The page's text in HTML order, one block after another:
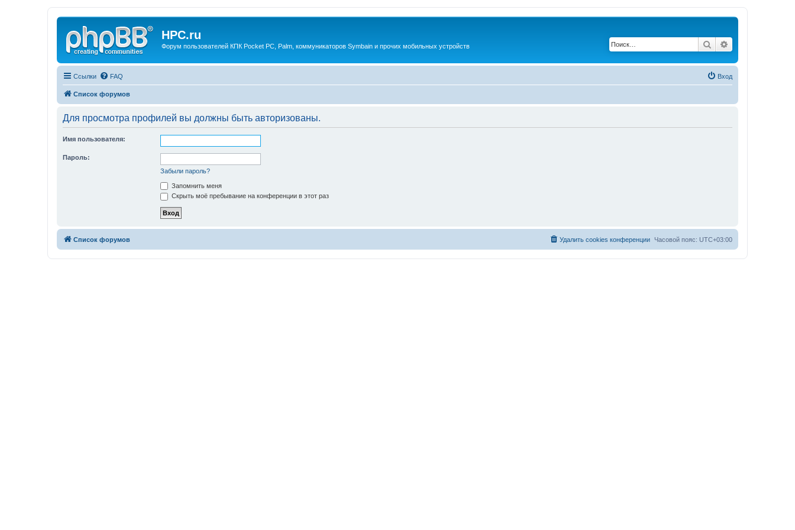
HPC.ru
Форум пользователей КПК Pocket PC, Palm, коммуникаторов Symbain и прочих мобильных устройств Поиск
Ссылки FAQ Вход
Список форумов
Для просмотра профилей вы должны быть авторизованы.
Имя пользователя:
Пароль:
Забыли пароль?
Запомнить меня
Скрыть моё пребывание на конференции в этот раз
Список форумов Часовой пояс: UTC+03:00
Удалить cookies конференции